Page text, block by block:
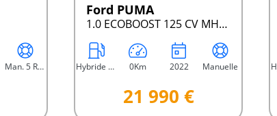
Man. 5 Rap.
Ford PUMA
1.0 ECOBOOST 125 CV MHEV TITANIUM
Hybride Essence 0Km 2022 Manuelle
21 990 €